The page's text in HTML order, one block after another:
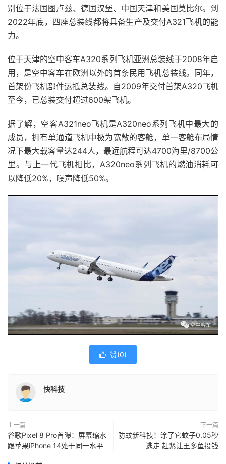
别位于法国图卢兹、德国汉堡、中国天津和美国莫比尔。到
2022年底，四座总装线都将具备生产及交付A321飞机的能
力。
位于天津的空中客车A320系列飞机亚洲总装线于2008年启
用，是空中客车在欧洲以外的首条民用飞机总装线。同年，
首架份飞机部件运抵总装线。自2009年交付首架A320飞机
至今，已总装交付超过600架飞机。
据了解，空客A321neo飞机是A320neo系列飞机中最大的
成员，拥有单通道飞机中极为宽敞的客舱，单一客舱布局情
况下最大载客量达244人，最远航程可达4700海里/8700公
里。与上一代飞机相比，A320neo系列飞机的燃油消耗可
以降低20%，噪声降低50%。
 赞(0)
快科技
上一篇
谷歌Pixel 8 Pro首曝：屏幕缩水
跟苹果iPhone 14处于同一水平
下一篇
防蚊新科技！涂了它蚊子0.05秒
逃走 赶紧让王多鱼投钱